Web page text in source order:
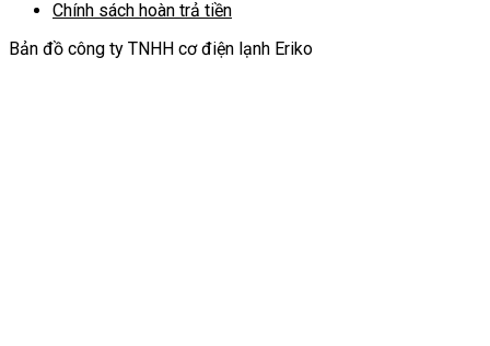
Chính sách hoàn trả tiền
Bản đồ công ty TNHH cơ điện lạnh Eriko